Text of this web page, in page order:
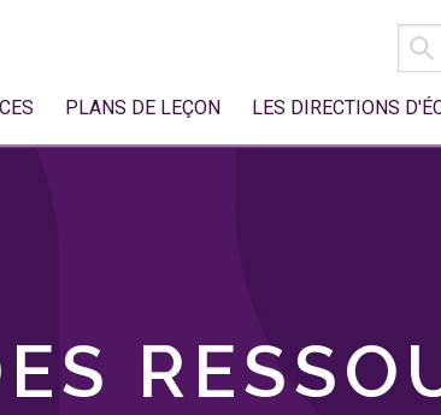
FOR:
PLANS DE LEÇON LES DIRECTIONS